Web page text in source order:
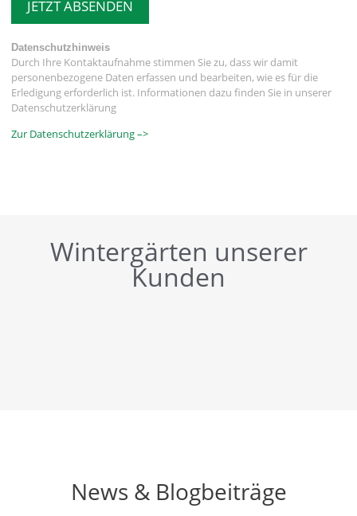
JETZT ABSENDEN
Datenschutzhinweis
Durch Ihre Kontaktaufnahme stimmen Sie zu, dass wir damit
personenbezogene Daten erfassen und bearbeiten, wie es für die
Erledigung erforderlich ist. Informationen dazu finden Sie in unserer
Datenschutzerklärung
Zur Datenschutzerklärung –>
Wintergärten unserer
Kunden
News & Blogbeiträge